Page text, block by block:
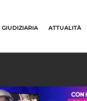
GIUDIZIARIA ATTUALITÀ